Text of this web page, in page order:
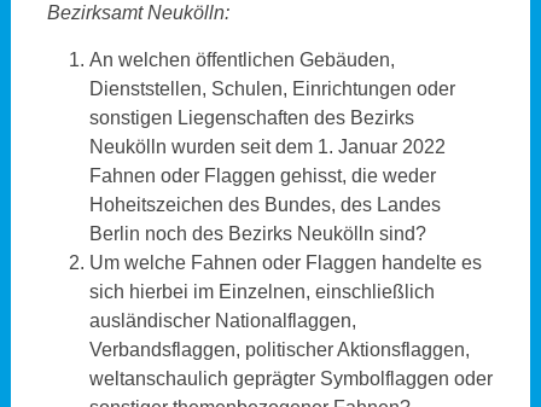
Bezirksamt Neukölln:
An welchen öffentlichen Gebäuden,
Dienststellen, Schulen, Einrichtungen oder
sonstigen Liegenschaften des Bezirks
Neukölln wurden seit dem 1. Januar 2022
Fahnen oder Flaggen gehisst, die weder
Hoheitszeichen des Bundes, des Landes
Berlin noch des Bezirks Neukölln sind?
Um welche Fahnen oder Flaggen handelte es
sich hierbei im Einzelnen, einschließlich
ausländischer Nationalflaggen,
Verbandsflaggen, politischer Aktionsflaggen,
weltanschaulich geprägter Symbolflaggen oder